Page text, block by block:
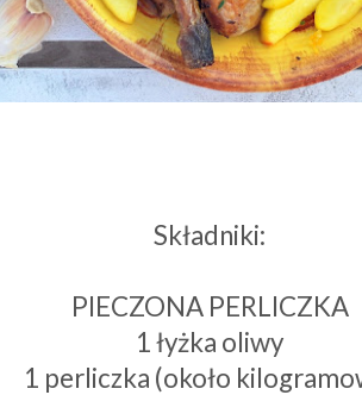
Składniki:
PIECZONA PERLICZKA
1 łyżka oliwy
1 perliczka (około